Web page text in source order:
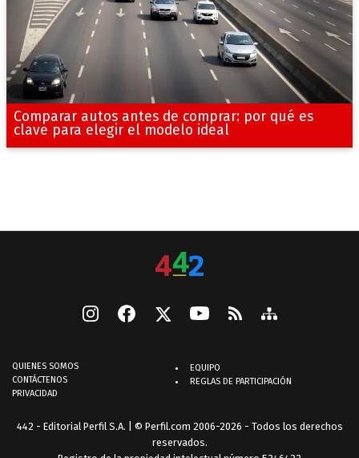
Comparar autos antes de comprar: por qué es
clave para elegir el modelo ideal
QUIENES SOMOS
CONTÁCTENOS
PRIVACIDAD
EQUIPO
REGLAS DE PARTICIPACIÓN
442 - Editorial Perfil S.A. | © Perfil.com 2006-2026 - Todos los derechos
reservados.